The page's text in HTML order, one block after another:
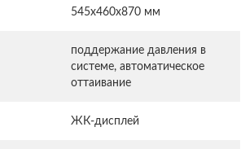
545x460x870 мм
поддержание давления в
системе, автоматическое
оттаивание
ЖК-дисплей